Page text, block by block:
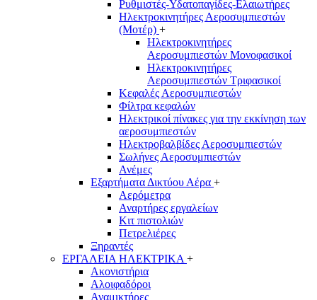
Ρυθμιστές-Υδατοπαγίδες-Ελαιωτήρες
Ηλεκτροκινητήρες Αεροσυμπιεστών
(Μοτέρ) +
Ηλεκτροκινητήρες
Αεροσυμπιεστών Μονοφασικοί
Ηλεκτροκινητήρες
Αεροσυμπιεστών Τριφασικοί
Κεφαλές Αεροσυμπιεστών
Φίλτρα κεφαλών
Ηλεκτρικοί πίνακες για την εκκίνηση των
αεροσυμπιεστών
Ηλεκτροβαλβίδες Αεροσυμπιεστών
Σωλήνες Αεροσυμπιεστών
Ανέμες
Εξαρτήματα Δικτύου Αέρα +
Αερόμετρα
Αναρτήρες εργαλείων
Κιτ πιστολιών
Πετρελιέρες
Ξηραντές
ΕΡΓΑΛΕΙΑ ΗΛΕΚΤΡΙΚΑ +
Ακονιστήρια
Αλοιφαδόροι
Αναμικτήρες